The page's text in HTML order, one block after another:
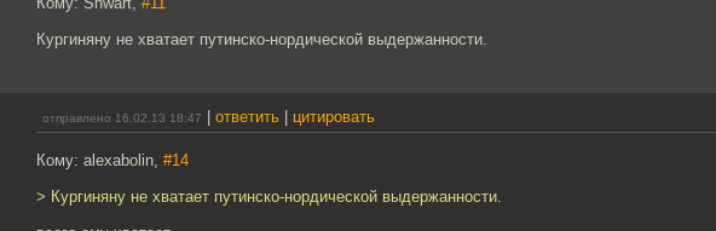
Кургиняну не хватает путинско-нордической выдержанности.
отправлено 16.02.13 18:47 ответить цитировать
Кому: alexabolin, #14
> Кургиняну не хватает путинско-нордической выдержанности.